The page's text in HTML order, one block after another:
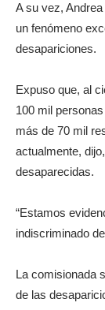
A su vez,
un fenómeno
desapariciones.
Expuso que, al
100 mil
más de 70 mil
actualmente,
desaparecidas.
“Estamos
indiscriminado
La comisionada
de las